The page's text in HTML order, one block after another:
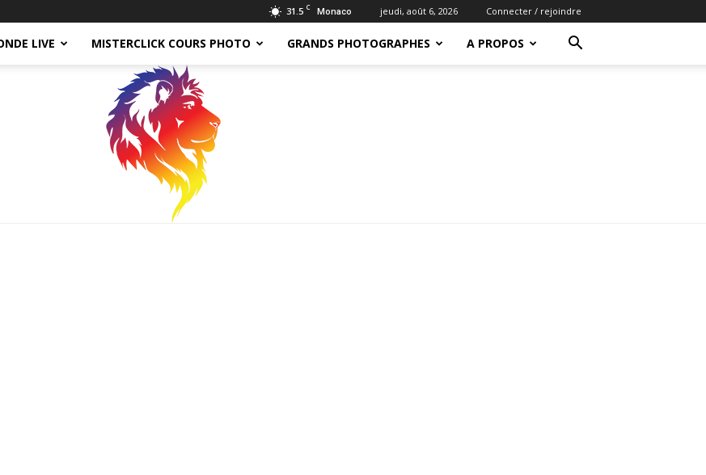
31.5 C Monaco jeudi, août 6, 2026 Connecter / rejoindre
LIVE MISTERCLICK COURS PHOTO GRANDS PHOTOGRAPHES A PROPOS